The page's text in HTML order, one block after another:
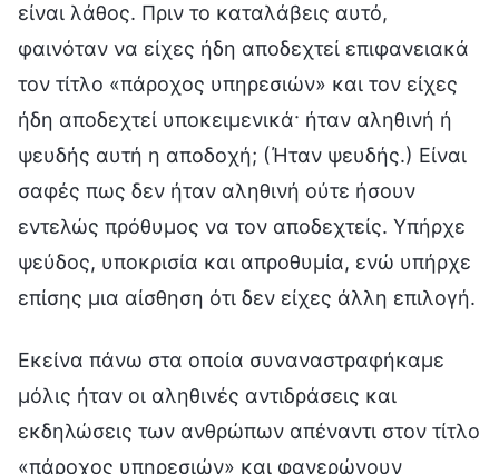
είναι λάθος. Πριν το καταλάβεις αυτό,
φαινόταν να είχες ήδη αποδεχτεί επιφανειακά
τον τίτλο «πάροχος υπηρεσιών» και τον είχες
ήδη αποδεχτεί υποκειμενικά· ήταν αληθινή ή
ψευδής αυτή η αποδοχή; (Ήταν ψευδής.) Είναι
σαφές πως δεν ήταν αληθινή ούτε ήσουν
εντελώς πρόθυμος να τον αποδεχτείς. Υπήρχε
ψεύδος, υποκρισία και απροθυμία, ενώ υπήρχε
επίσης μια αίσθηση ότι δεν είχες άλλη επιλογή.
Εκείνα πάνω στα οποία συναναστραφήκαμε
μόλις ήταν οι αληθινές αντιδράσεις και
εκδηλώσεις των ανθρώπων απέναντι στον τίτλο
«πάροχος υπηρεσιών» και φανερώνουν